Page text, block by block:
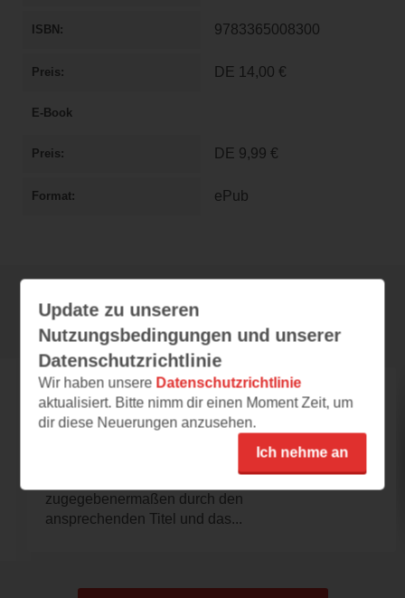
ISBN 9783365008300
Preis DE 14,00 €
E-Book
Preis DE 9,99 €
Format ePub
Rezensionen
lisbethsalander
21.10.2024 – 20:01
Ein Hoch auf die Frauenfreundschaft
Aufmerksam geworden war ich auf das Buch
zugegebenermaßen durch den
ansprechenden Titel und das...
Update zu unseren
Nutzungsbedingungen und unserer
Datenschutzrichtlinie
Wir haben unsere Datenschutzrichtlinie
aktualisiert. Bitte nimm dir einen Moment Zeit, um
dir diese Neuerungen anzusehen.
Ich nehme an